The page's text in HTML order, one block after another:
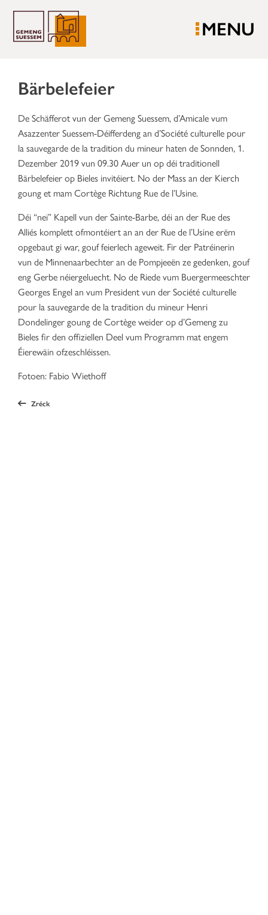
MENU
Bärbelefeier
De Schäfferot vun der Gemeng Suessem, d’Amicale vum
Asazzenter Suessem-Déifferdeng an d’Société culturelle pour
la sauvegarde de la tradition du mineur haten de Sonnden, 1.
Dezember 2019 vun 09.30 Auer un op déi traditionell
Bärbelefeier op Bieles invitéiert. No der Mass an der Kierch
goung et mam Cortège Richtung Rue de l’Usine.
Déi “nei” Kapell vun der Sainte-Barbe, déi an der Rue des
Alliés komplett ofmontéiert an an der Rue de l’Usine erëm
opgebaut gi war, gouf feierlech ageweit. Fir der Patréinerin
vun de Minnenaarbechter an de Pompjeeën ze gedenken, gouf
eng Gerbe néiergeluecht. No de Riede vum Buergermeeschter
Georges Engel an vum President vun der Société culturelle
pour la sauvegarde de la tradition du mineur Henri
Dondelinger goung de Cortège weider op d’Gemeng zu
Bieles fir den offiziellen Deel vum Programm mat engem
Éierewäin ofzeschléissen.
Fotoen: Fabio Wiethoff
Zréck